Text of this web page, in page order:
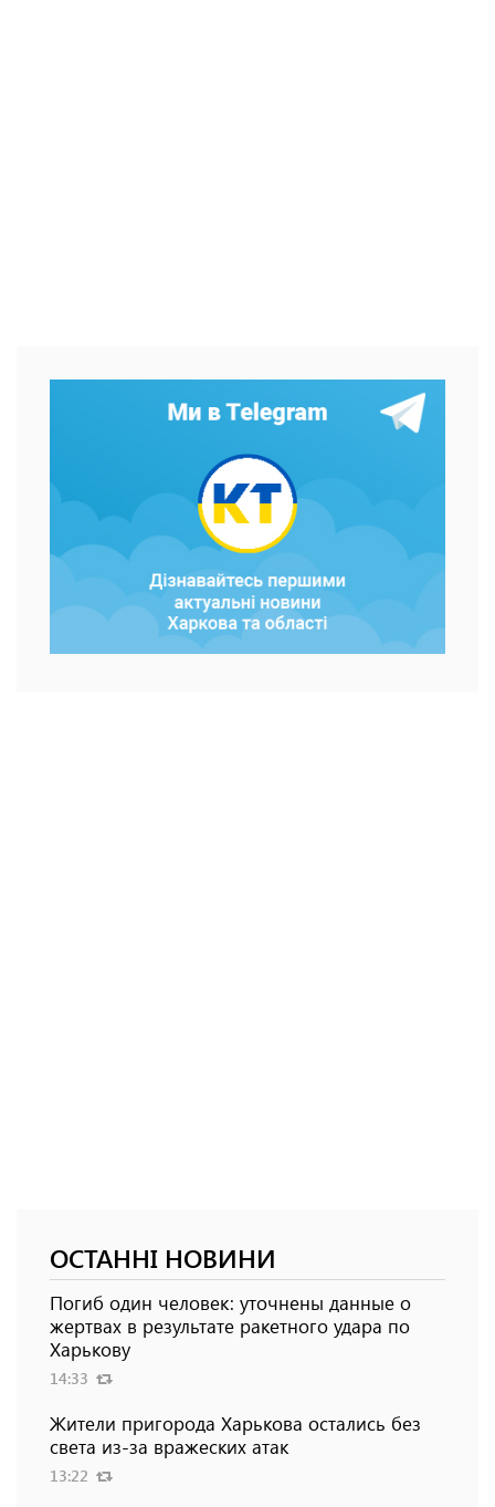
ОСТАННІ НОВИНИ
Погиб один человек: уточнены данные о
жертвах в результате ракетного удара по
Харькову
14:33
Жители пригорода Харькова остались без
света из-за вражеских атак
13:22